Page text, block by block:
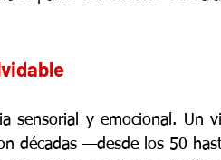
sensorial y emocional. Un
décadas —desde los 50